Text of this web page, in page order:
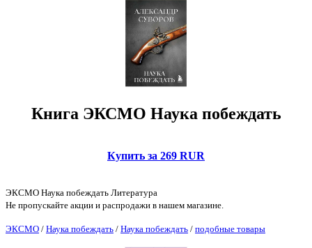
Книга ЭКСМО Наука побеждать
Купить за 269 RUR
ЭКСМО Наука побеждать Литература
Не пропускайте акции и распродажи в нашем магазине.
ЭКСМО / Наука побеждать / Наука побеждать / подобные товары